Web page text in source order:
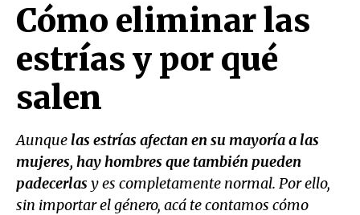
Cómo eliminar las
estrías y por qué
salen
Aunquelas estrías afectan en su mayoría a las
mujeres, hay hombres que también pueden
padecerlas y es completamente normal. Por ello,
sin importar el género, acá te contamos cómo